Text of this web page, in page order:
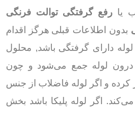
یا رفع گرفتگی توالت فرنگی
بدون اطلاعات قبلی هرگز اقدام
دارای گرفتگی باشد, محلول
درون لوله جمع می‌شود و چون
کرده و اگر لوله فاضلاب از جنس
اگر لوله پلیکا باشد بخش